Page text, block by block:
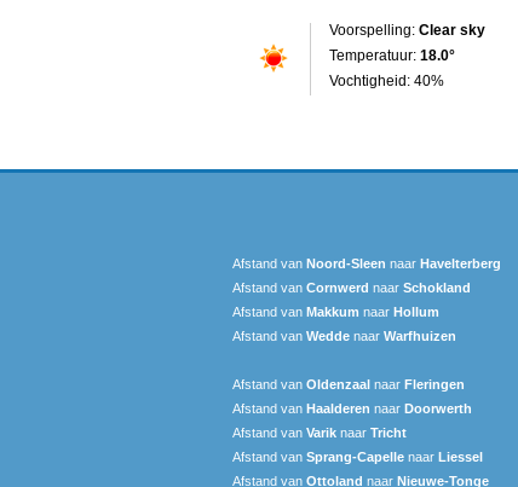
Voorspelling: Clear sky
Temperatuur: 18.0°
Vochtigheid: 40%
Afstand van Noord-Sleen naar Havelterberg
Afstand van Cornwerd naar Schokland
Afstand van Makkum naar Hollum
Afstand van Wedde naar Warfhuizen
Afstand van Oldenzaal naar Fleringen
Afstand van Haalderen naar Doorwerth
Afstand van Varik naar Tricht
Afstand van Sprang-Capelle naar Liessel
Afstand van Ottoland naar Nieuwe-Tonge